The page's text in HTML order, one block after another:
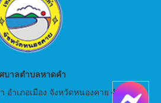
บาลตำบลหาดคำ
อำเภอเมือง จังหวัดหนองคาย 43000